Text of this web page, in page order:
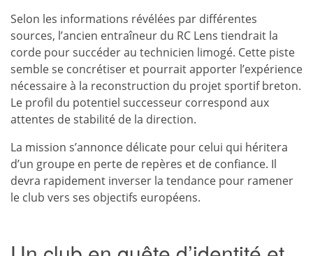
Selon les informations révélées par différentes
sources, l’ancien entraîneur du RC Lens tiendrait la
corde pour succéder au technicien limogé. Cette piste
semble se concrétiser et pourrait apporter l’expérience
nécessaire à la reconstruction du projet sportif breton.
Le profil du potentiel successeur correspond aux
attentes de stabilité de la direction.
La mission s’annonce délicate pour celui qui héritera
d’un groupe en perte de repères et de confiance. Il
devra rapidement inverser la tendance pour ramener
le club vers ses objectifs européens.